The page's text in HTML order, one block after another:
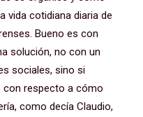
vida cotidiana diaria de
Bueno es con
solución, no con un
sociales, sino si
con respecto a cómo
como decía Claudio,